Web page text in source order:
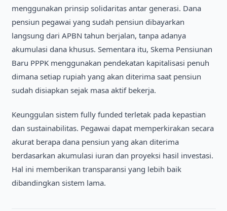
menggunakan prinsip solidaritas antar generasi. Dana
pensiun pegawai yang sudah pensiun dibayarkan
langsung dari APBN tahun berjalan, tanpa adanya
akumulasi dana khusus. Sementara itu, Skema Pensiunan
Baru PPPK menggunakan pendekatan kapitalisasi penuh
dimana setiap rupiah yang akan diterima saat pensiun
sudah disiapkan sejak masa aktif bekerja.
Keunggulan sistem fully funded terletak pada kepastian
dan sustainabilitas. Pegawai dapat memperkirakan secara
akurat berapa dana pensiun yang akan diterima
berdasarkan akumulasi iuran dan proyeksi hasil investasi.
Hal ini memberikan transparansi yang lebih baik
dibandingkan sistem lama.